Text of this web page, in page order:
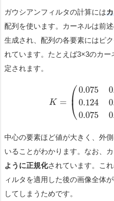
ガウシアンフィルタの計算には
配列を使います。カーネルは前
生成され、配列の各要素にはピ
れています。たとえば3×3のカ
定されます。
K = ⎛
⎝
⎜ 0.075
0.124
0.075
中心の要素ほど値が大きく、外
いることがわかります。なお、
ように正規化されています。こ
ィルタを適用した後の画像全体
してしまうためです。